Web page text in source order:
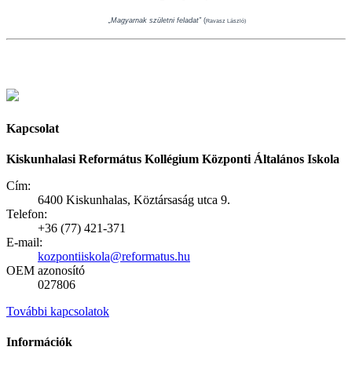
„Magyarnak születni feladat”(Ravasz László)
Kapcsolat
Kiskunhalasi Református Kollégium Központi Általános Iskola
Cím:
6400 Kiskunhalas, Köztársaság utca 9.
Telefon:
+36 (77) 421-371
E-mail:
kozpontiiskola@reformatus.hu
OEM azonosító
027806
További kapcsolatok
Információk